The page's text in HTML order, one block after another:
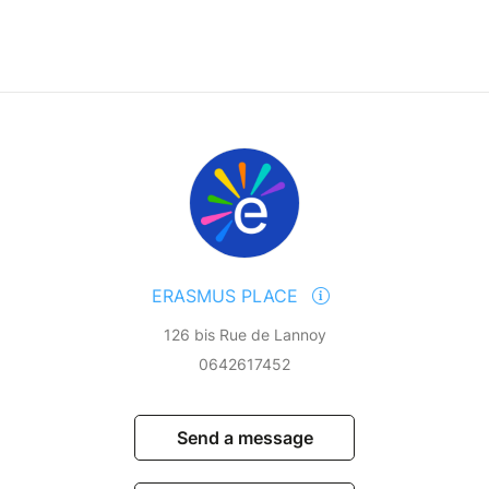
un climat plus agréable. Pour les grandes
ERASMUS PLACE
126 bis Rue de Lannoy
0642617452
Send a message